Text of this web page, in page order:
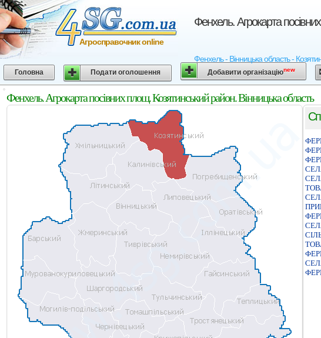
Фенхель. Агрокарта
Фенхель - Вінницька область -
Агросправочник online
Головна Подати оголошення Добавити організаціюnew
Фенхель. Агрокарта посівних площ. Козятинський район. Вінницька область